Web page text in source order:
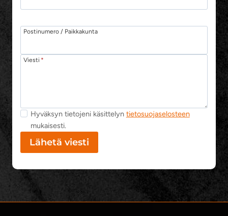
Postinumero / Paikkakunta
Viesti *
Hyväksyn tietojeni käsittelyn tietosuojaselosteen
mukaisesti.
Lähetä viesti